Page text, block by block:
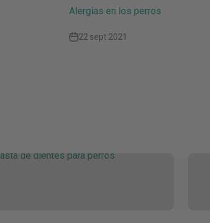
Alergias en los perros
22 sept 2021
de dientes para perros